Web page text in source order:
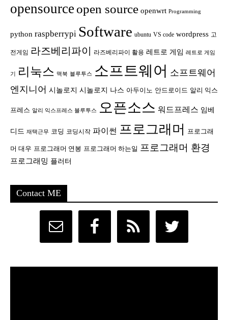
opensource open source openwrt Programming
python raspberrypi Software ubuntu VS code wordpress 고
전게임 라즈베리파이 라즈베리파이 활용 레트로 게임 레트로 게임
기 리눅스 맥북 블루투스 소프트웨어 소프트웨어
엔지니어 시놀로지 시놀로지 나스 아두이노 안드로이드 알리 익스
프레스 알리 익스프레스 블루투스 오픈소스 워드프레스 임베
디드 재택근무 코딩 코딩시작 파이썬 프로그래머 프로그래
머 대우 프로그래머 연봉 프로그래머 하는일 프로그래머 환경
프로그래밍 플러터
Contact ME